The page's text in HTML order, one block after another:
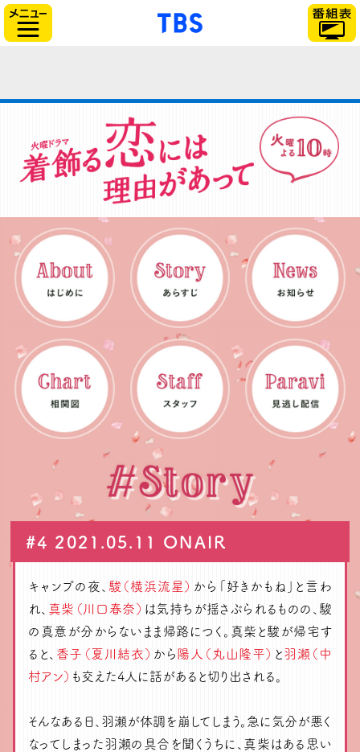
「TBSテレビ」トップ
はじめにAbout あらすじStory
相関図Chart スタッフStaff
#4 2021.05.11 ONAIR
キャンプの夜、 駿（横浜流星） から「好きかもね」と言わ
れ、
真柴（川口春奈） は気持ちが揺さぶられるものの、駿
の真意が分からないまま帰路につく。真柴と駿が帰宅す
ると、 香子（夏川結衣） から陽人（丸山隆平） と羽瀬（中
村アン） も交えた4人に話があると切り出される。
そんなある日、羽瀬が体調を崩してしまう。急に気分が悪く
なってしまった羽瀬の具合を聞くうちに、真柴はある思い